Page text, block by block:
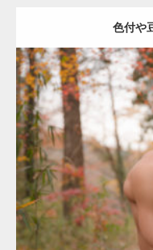
色付や
Category: 紅葉とマッチョ
ダウンロード